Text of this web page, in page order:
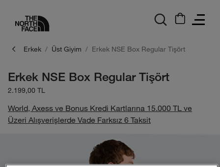
Erkek Üst Giyim Erkek NSE Box Regular Tişört
Erkek NSE Box Regular Tişört
2.199,00 TL
World, Axess ve Bonus Kredi Kartlarına 15.000 TL ve
Üzeri Alışverişlerde Vade Farksız 6 Taksit